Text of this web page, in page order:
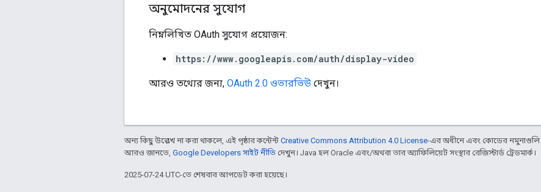
অনুমোদনের সুযোগ
নিম্নলিখিত OAuth সুযোগ প্রয়োজন:
https://www.googleapis.com/auth/display-video
আরও তথ্যের জন্য, OAuth 2.0 ওভারভিউ দেখুন।
অন্য কিছু উল্লেখ না করা থাকলে, এই পৃষ্ঠার কন্টেন্ট Creative Commons Attribution 4.0 License-এর অধীনে এবং কোডের নমুনাগুলি
আরও জানতে, Google Developers সাইট নীতি দেখুন। Java হল Oracle এবং/অথবা তার অ্যাফিলিয়েট সংস্থার রেজিস্টার্ড ট্রেডমার্ক।
2025-07-24 UTC-তে শেষবার আপডেট করা হয়েছে।